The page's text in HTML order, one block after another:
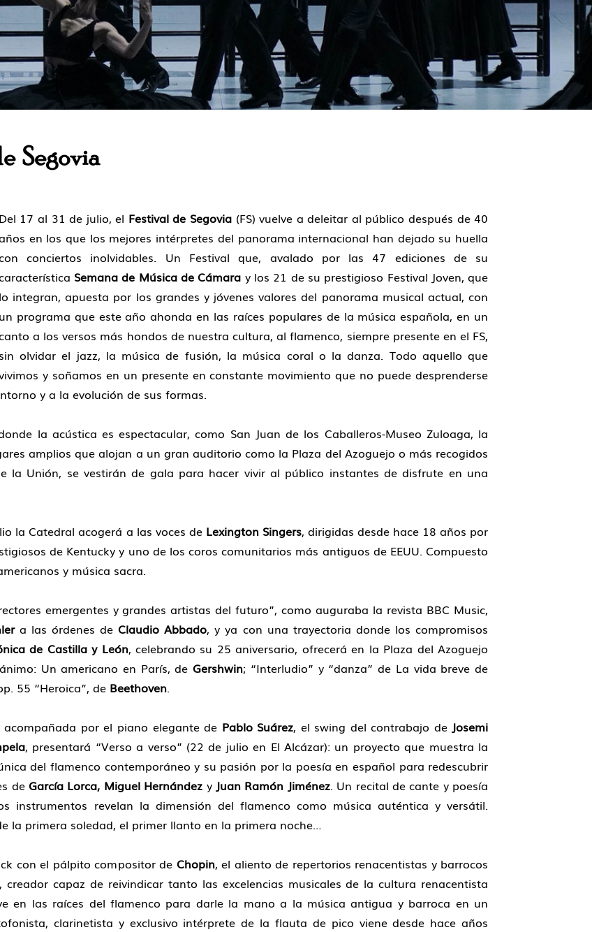
Segovia
Del 17 al 31 de julio, el Festival de Segovia (FS) vuelve a deleitar al público después de 40
en los que los mejores intérpretes del panorama internacional han dejado su huella
conciertos inolvidables. Un Festival que, avalado por las 47 ediciones de su
Semana de Música de Cámara y los 21 de su prestigioso Festival Joven, que
lo integran, apuesta por los grandes y jóvenes valores del panorama musical actual, con
un programa que este año ahonda en las raíces populares de la música española, en un
a los versos más hondos de nuestra cultura, al flamenco, siempre presente en el FS,
sin olvidar el jazz, la música de fusión, la música coral o la danza. Todo aquello que
y soñamos en un presente en constante movimiento que no puede desprenderse
y a la evolución de sus formas.
la acústica es espectacular, como San Juan de los Caballeros-Museo Zuloaga, la
amplios que alojan a un gran auditorio como la Plaza del Azoguejo o más recogidos
la Unión, se vestirán de gala para hacer vivir al público instantes de disfrute en una
la Catedral acogerá a las voces de Lexington Singers, dirigidas desde hace 18 años por
de Kentucky y uno de los coros comunitarios más antiguos de EEUU. Compuesto
y música sacra.
emergentes y grandes artistas del futuro”, como auguraba la revista BBC Music,
a las órdenes de Claudio Abbado, y ya con una trayectoria donde los compromisos
de Castilla y León, celebrando su 25 aniversario, ofrecerá en la Plaza del Azoguejo
Un americano en París, deGershwin; “Interludio” y “danza” de La vida breve de
55 “Heroica”, de Beethoven.
acompañada por el piano elegante de Pablo Suárez, el swing del contrabajo de Josemi
, presentará “Verso a verso” (22 de julio en El Alcázar): un proyecto que muestra la
del flamenco contemporáneo y su pasión por la poesía en español para redescubrir
deGarcía Lorca, Miguel Hernández y Juan Ramón Jiménez. Un recital de cante y poesía
instrumentos revelan la dimensión del flamenco como música auténtica y versátil.
la primera soledad, el primer llanto en la primera noche…
con el pálpito compositor de Chopin, el aliento de repertorios renacentistas y barrocos
, creador capaz de reivindicar tanto las excelencias musicales de la cultura renacentista
en las raíces del flamenco para darle la mano a la música antigua y barroca en un
clarinetista y exclusivo intérprete de la flauta de pico viene desde hace años